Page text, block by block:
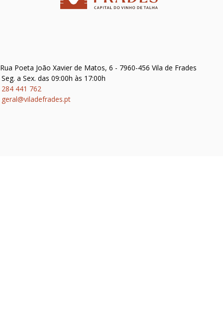
Poeta João Xavier de Matos, 6 - 7960-456 Vila de Frades
Seg. a Sex. das 09:00h às 17:00h
284 441 762
geral@viladefrades.pt